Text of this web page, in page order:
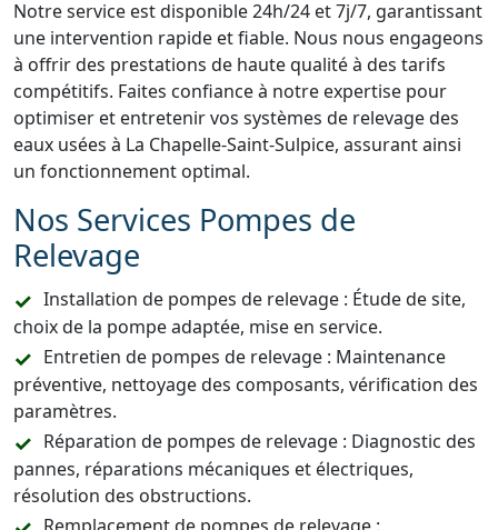
Notre service est disponible 24h/24 et 7j/7, garantissant
une intervention rapide et fiable. Nous nous engageons
à offrir des prestations de haute qualité à des tarifs
compétitifs. Faites confiance à notre expertise pour
optimiser et entretenir vos systèmes de relevage des
eaux usées à La Chapelle-Saint-Sulpice, assurant ainsi
un fonctionnement optimal.
Nos Services Pompes de
Relevage
Installation de pompes de relevage : Étude de site,
choix de la pompe adaptée, mise en service.
Entretien de pompes de relevage : Maintenance
préventive, nettoyage des composants, vérification des
paramètres.
Réparation de pompes de relevage : Diagnostic des
pannes, réparations mécaniques et électriques,
résolution des obstructions.